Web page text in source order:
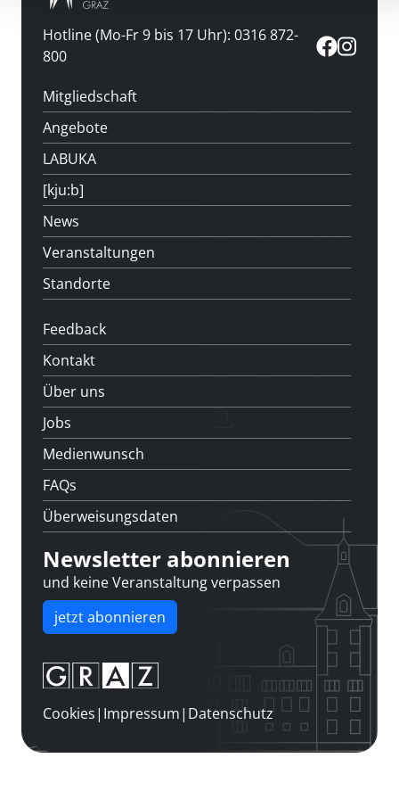
Hotline (Mo-Fr 9 bis 17 Uhr): 0316 872-
800
Mitgliedschaft
Angebote
LABUKA
[kju:b]
News
Veranstaltungen
Standorte
Feedback
Kontakt
Über uns
Jobs
Medienwunsch
FAQs
Überweisungsdaten
Newsletter abonnieren
und keine Veranstaltung verpassen
jetzt abonnieren
Cookies| Impressum| Datenschutz